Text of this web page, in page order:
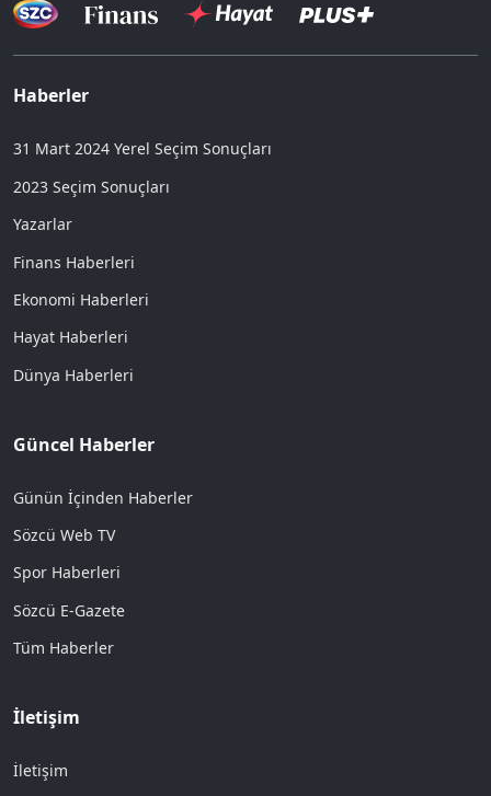
Haberler
31 Mart 2024 Yerel Seçim Sonuçları
2023 Seçim Sonuçları
Yazarlar
Finans Haberleri
Ekonomi Haberleri
Hayat Haberleri
Dünya Haberleri
Güncel Haberler
Günün İçinden Haberler
Sözcü Web TV
Spor Haberleri
Sözcü E-Gazete
Tüm Haberler
İletişim
İletişim